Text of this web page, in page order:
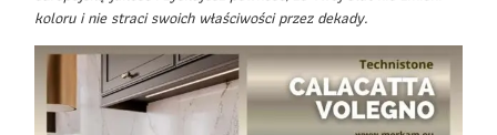
koloru i nie straci swoich właściwości przez dekady.